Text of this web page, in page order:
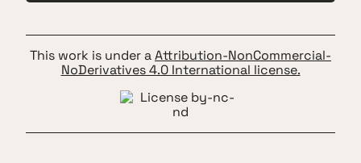
This work is under aAttribution-NonCommercial-
NoDerivatives 4.0 International license.